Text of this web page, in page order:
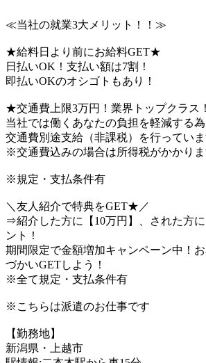
≪当社の就業3大メリット！！≫
★給料日より前にお給料GET★
日払いOK！支払い額は7割！
即払いOKのオシゴトもあり！
★交通費上限3万円！業界トップクラス！
当社では働くあなたの負担を軽減する為
交通費別途支給（非課税）を行っていま
※交通費込みの場合は所得税がかかりま
※規定・支払条件有
＼友人紹介で特典をGET★／
⇒紹介した方に【10万円】、された方
ント！
期間限定で金額増加キャンペーン中！
づかいGETしよう！
※全て規定・支払条件有
※こちらは派遣のお仕事です
【勤務地】
新潟県・上越市